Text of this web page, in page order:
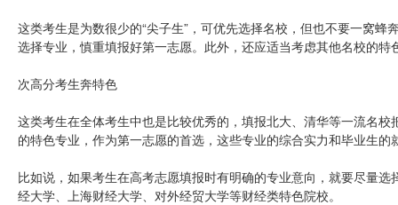
这类考生是为数很少的“尖子生”，可优先选择名校，但也不要一窝
选择专业，慎重填报好第一志愿。此外，还应适当考虑其他名校的特
次高分考生奔特色
这类考生在全体考生中也是比较优秀的，填报北大、清华等一流名
的特色专业，作为第一志愿的首选，这些专业的综合实力和毕业生的
比如说，如果考生在高考志愿填报时有明确的专业意向，就要尽量
经大学、上海财经大学、对外经贸大学等财经类特色院校。